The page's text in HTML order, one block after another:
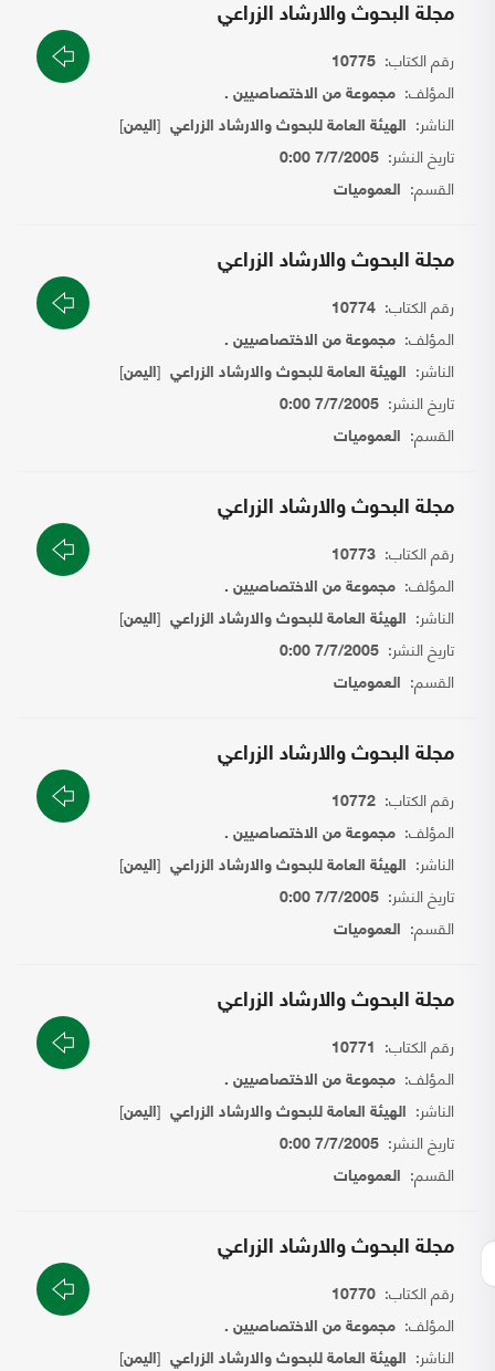
مجلة البحوث والارشاد الزراعي
رقم الكتاب: 10775
المؤلف: مجموعة من الاختصاصيين .
الناشر: الهيئة العامة للبحوث والارشاد الزراعي [اليمن]
تاريخ النشر: 7/7/2005 0:00
القسم: العموميات
مجلة البحوث والارشاد الزراعي
رقم الكتاب: 10774
المؤلف: مجموعة من الاختصاصيين .
الناشر: الهيئة العامة للبحوث والارشاد الزراعي [اليمن]
تاريخ النشر: 7/7/2005 0:00
القسم: العموميات
مجلة البحوث والارشاد الزراعي
رقم الكتاب: 10773
المؤلف: مجموعة من الاختصاصيين .
الناشر: الهيئة العامة للبحوث والارشاد الزراعي [اليمن]
تاريخ النشر: 7/7/2005 0:00
القسم: العموميات
مجلة البحوث والارشاد الزراعي
رقم الكتاب: 10772
المؤلف: مجموعة من الاختصاصيين .
الناشر: الهيئة العامة للبحوث والارشاد الزراعي [اليمن]
تاريخ النشر: 7/7/2005 0:00
القسم: العموميات
مجلة البحوث والارشاد الزراعي
رقم الكتاب: 10771
المؤلف: مجموعة من الاختصاصيين .
الناشر: الهيئة العامة للبحوث والارشاد الزراعي [اليمن]
تاريخ النشر: 7/7/2005 0:00
القسم: العموميات
مجلة البحوث والارشاد الزراعي
رقم الكتاب: 10770
المؤلف: مجموعة من الاختصاصيين .
الناشر: الهيئة العامة للبحوث والارشاد الزراعي [اليمن]